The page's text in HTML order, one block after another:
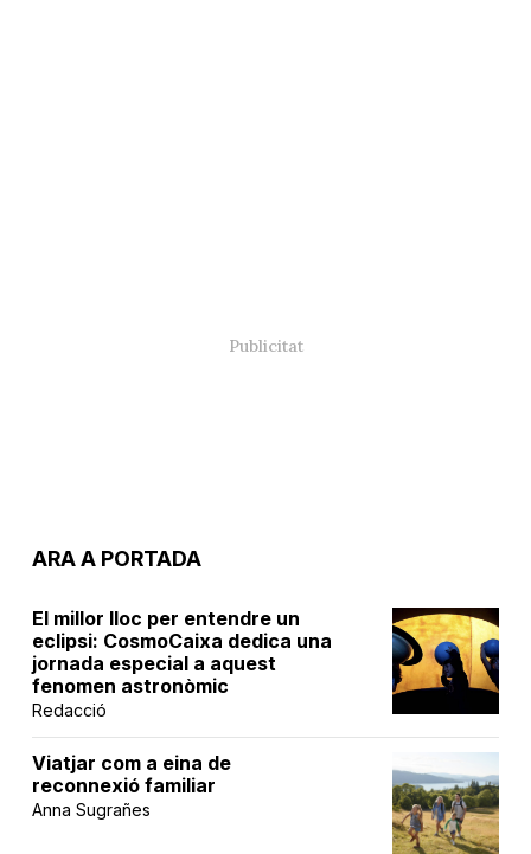
ARA A PORTADA
El millor lloc per entendre un
eclipsi: CosmoCaixa dedica una
jornada especial a aquest
fenomen astronòmic
Redacció
Viatjar com a eina de
reconnexió familiar
Anna Sugrañes